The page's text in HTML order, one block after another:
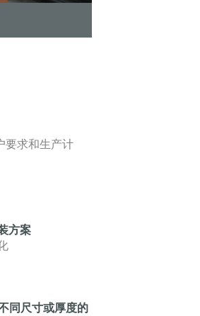
要求和生产计
方案
同尺寸或厚度的